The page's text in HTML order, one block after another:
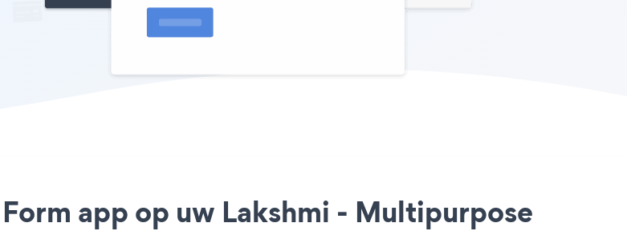
app op uw Lakshmi - Multipurpose